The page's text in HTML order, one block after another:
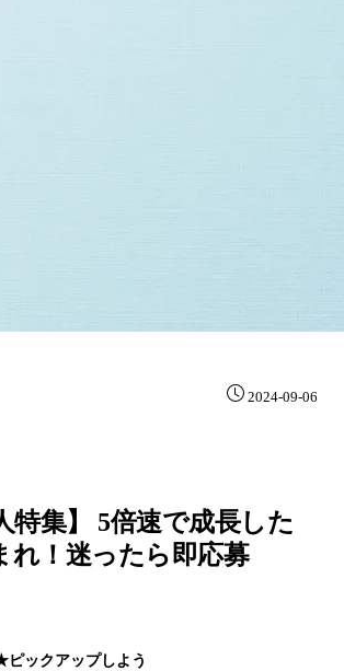
2024-09-06
特集】 5倍速で成長した
れ！迷ったら即応募
ックアップしよう